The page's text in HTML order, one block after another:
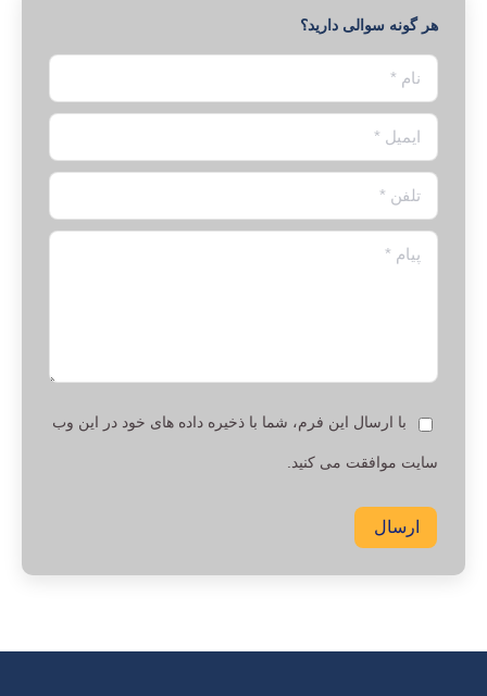
هر گونه سوالی دارید؟
نام *
ایمیل *
تلفن *
پیام *
با ارسال این فرم، شما با ذخیره داده های خود در این وب
سایت موافقت می کنید.
ارسال